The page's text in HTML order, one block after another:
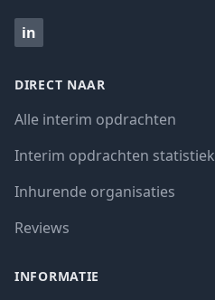
in
DIRECT NAAR
Alle interim opdrachten
Interim opdrachten statistiek
Inhurende organisaties
Reviews
INFORMATIE